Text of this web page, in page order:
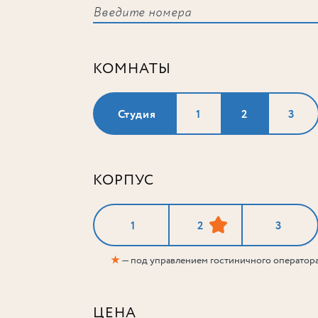
КОМНАТЫ
Студия 1 2 3
КОРПУС
1 2 3
★— под управлением гостиничного
ЦЕНА